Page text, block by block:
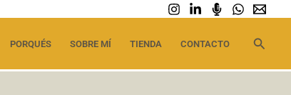
PORQUÉS SOBRE MÍ TIENDA CONTACTO Buscar